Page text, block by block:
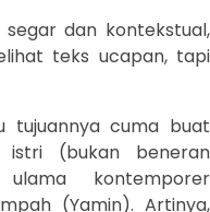
dan kontekstual,
teks ucapan, tapi
tujuannya cuma buat
istri (bukan beneran
kontemporer
(Yamin). Artinya,